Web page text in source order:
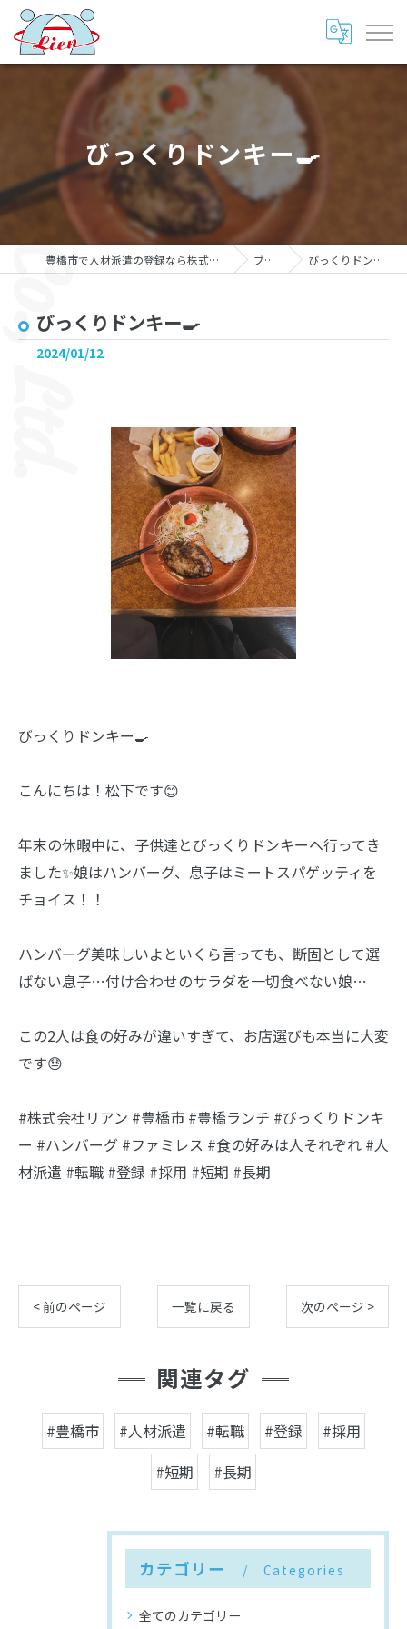
びっくりドンキー🍳
豊橋市で人材派遣の登録なら株式会社リアン ブログ びっくりドンキー🍳
びっくりドンキー🍳
2024/01/12
びっくりドンキー🍳
こんにちは！松下です😊
年末の休暇中に、子供達とびっくりドンキーへ行ってき
ました✨娘はハンバーグ、息子はミートスパゲッティを
チョイス！！
ハンバーグ美味しいよといくら言っても、断固として選
ばない息子…付け合わせのサラダを一切食べない娘…
この2人は食の好みが違いすぎて、お店選びも本当に大変
です😓
#株式会社リアン #豊橋市 #豊橋ランチ #びっくりドンキ
ー #ハンバーグ #ファミレス #食の好みは人それぞれ #人
材派遣 #転職 #登録 #採用 #短期 #長期
< 前のページ 一覧に戻る 次のページ >
関連タグ
#豊橋市 #人材派遣 #転職 #登録
#採用
#短期
#長期
カテゴリー Categories
全てのカテゴリー